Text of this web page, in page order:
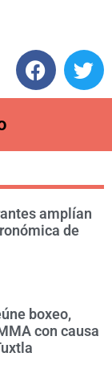
amplían
de
boxeo,
con causa